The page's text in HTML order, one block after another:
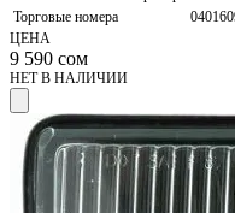
Торговые номера
ЦЕНА
9 590 сом
НЕТ В НАЛИЧИИ